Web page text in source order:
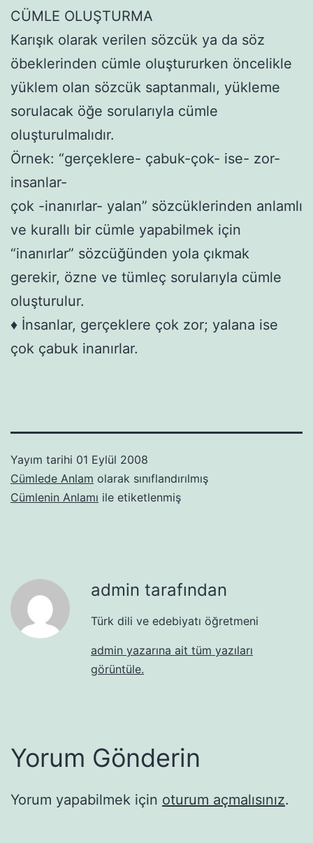
CÜMLE OLUŞTURMA
Karışık olarak verilen sözcük ya da söz
öbeklerinden cümle oluştururken öncelikle
yüklem olan sözcük saptanmalı, yükleme
sorulacak öğe sorularıyla cümle
oluşturulmalıdır.
Örnek: “gerçeklere- çabuk-çok- ise- zor-
insanlar-
çok -inanırlar- yalan” sözcüklerinden anlamlı
ve kurallı bir cümle yapabilmek için
“inanırlar” sözcüğünden yola çıkmak
gerekir, özne ve tümleç sorularıyla cümle
oluşturulur.
♦ İnsanlar, gerçeklere çok zor; yalana ise
çok çabuk inanırlar.
Yayım tarihi 01 Eylül 2008
Cümlede Anlam olarak sınıflandırılmış
Cümlenin Anlamı ile etiketlenmiş
admin tarafından
Türk dili ve edebiyatı öğretmeni
admin yazarına ait tüm yazıları
görüntüle.
Yorum Gönderin
Yorum yapabilmek için oturum açmalısınız.